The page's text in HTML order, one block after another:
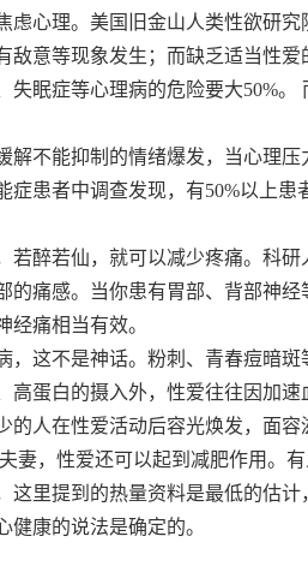
心理。美国旧金山人类性欲研究
意等现象发生；而缺乏适当性爱
眠症等心理病的危险要大50%。
不能抑制的情绪爆发，当心理压
患者中调查发现，有50%以上患
醉若仙，就可以减少疼痛。科研
痛感。当你患有胃部、背部神经
痛相当有效。
这不是神话。粉刺、青春痘暗斑
高蛋白的摄入外，性爱往往因加速
人在性爱活动后容光焕发，面容
妻，性爱还可以起到减肥作用。
这里提到的热量资料是最低的估计
康的说法是确定的。